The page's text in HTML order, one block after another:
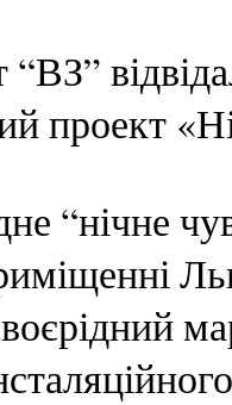
“ВЗ”
проект
“нічне